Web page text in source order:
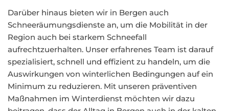
Darüber hinaus bieten wir in Bergen auch
Schneeräumungsdienste an, um die Mobilität in der
Region auch bei starkem Schneefall
aufrechtzuerhalten. Unser erfahrenes Team ist darauf
spezialisiert, schnell und effizient zu handeln, um die
Auswirkungen von winterlichen Bedingungen auf ein
Minimum zu reduzieren. Mit unseren präventiven
Maßnahmen im Winterdienst möchten wir dazu